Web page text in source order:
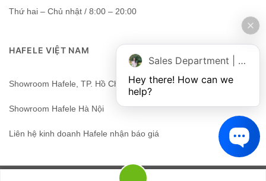
Thứ hai – Chủ nhật / 8:00 – 20:00
HAFELE VIỆT NAM
Showroom Hafele, TP. Hồ Chí Minh, Việt Nam
Showroom Hafele Hà Nội
Liên hệ kinh doanh Hafele nhận báo giá
HAFELEHOME - HAFELE - HAFELE VIỆT NAM.
Sales Department | Chat online
Hey there! How can we
help?